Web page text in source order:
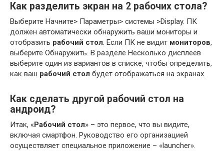
Как разделить экран на 2 рабочих стола?
Выберите Начните> Параметры> системы >Display. ПК
должен автоматически обнаружить ваши мониторы и
отобразить рабочий стол. Если ПК не видит мониторов,
выберите Обнаружить. В разделе Несколько дисплеев
выберите один из вариантов в списке, чтобы определить,
как ваш рабочий стол будет отображаться на экранах.
Как сделать другой рабочий стол на
андроид?
Итак, «Рабочий стол» – это первое, что вы видите,
включая смартфон. Руководство его организацией
осуществляет специальное приложение – «launcher».